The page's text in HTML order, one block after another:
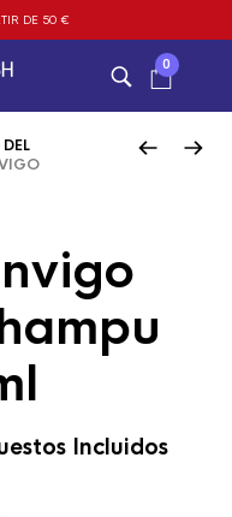
DE 50 €
0
Incluidos